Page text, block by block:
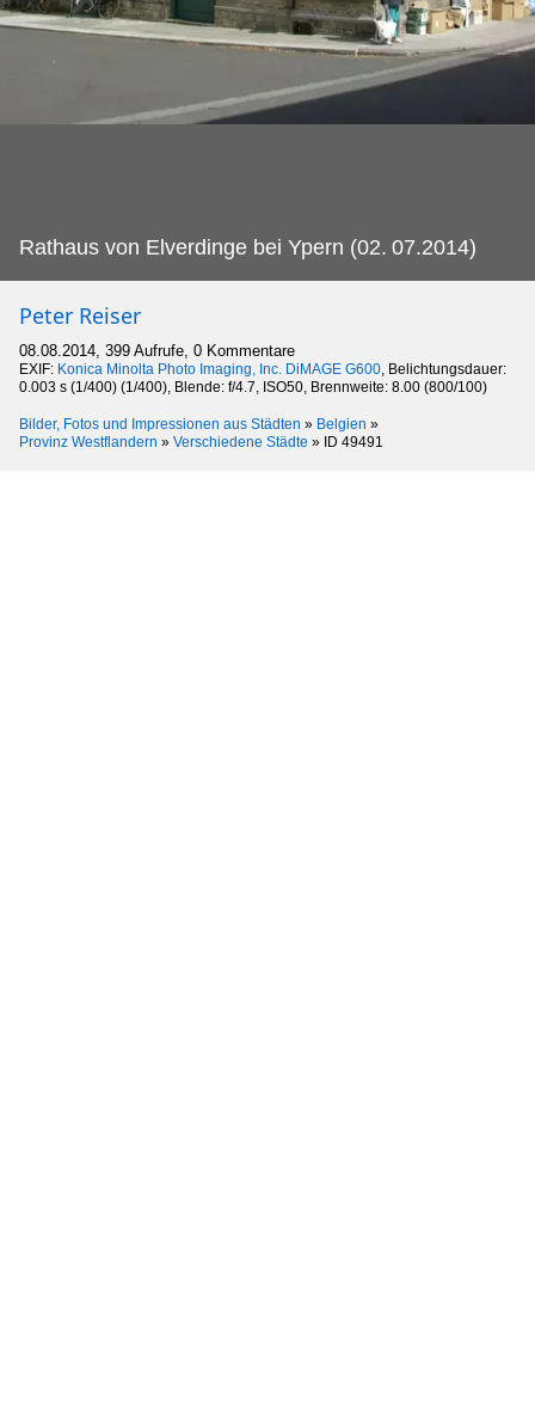
Rathaus von Elverdinge bei Ypern (02. 07.2014)
Peter Reiser
08.08.2014, 399 Aufrufe, 0 Kommentare
EXIF: Konica Minolta Photo Imaging, Inc. DiMAGE G600 , Belichtungsdauer:
0.003 s (1/400) (1/400), Blende: f/4.7, ISO50, Brennweite: 8.00 (800/100)
Bilder, Fotos und Impressionen aus Städten » Belgien »
Provinz Westflandern » Verschiedene Städte » ID 49491